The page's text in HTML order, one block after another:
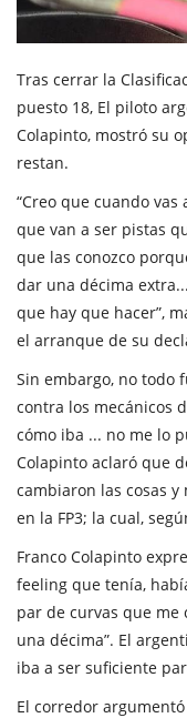
Tras cerrar la
puesto 18, El piloto
Colapinto, mostró su
restan.
“Creo que cuando
que van a ser pistas
que las conozco
dar una décima
que hay que hacer”,
el arranque de su
Sin embargo, no todo
contra los mecánicos
cómo iba ... no me lo
Colapinto aclaró que
cambiaron las cosas
en la FP3; la cual,
Franco Colapinto
feeling que tenía,
par de curvas que
una décima”. El
iba a ser suficiente
El corredor